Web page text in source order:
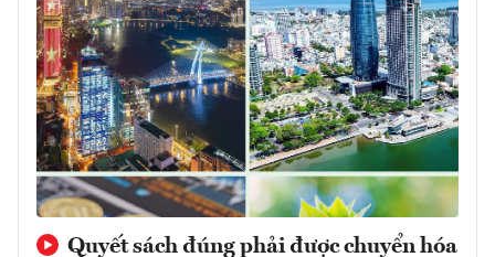
Quyết sách đúng phải được chuyển hóa